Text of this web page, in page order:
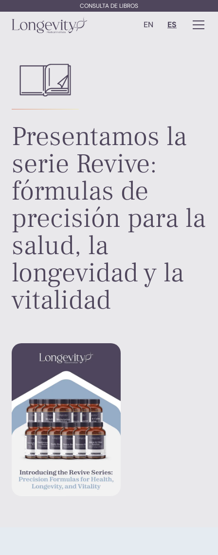
CONSULTA DE LIBROS
EN ES
Presentamos la
serie Revive:
fórmulas de
precisión para la
salud, la
longevidad y la
vitalidad